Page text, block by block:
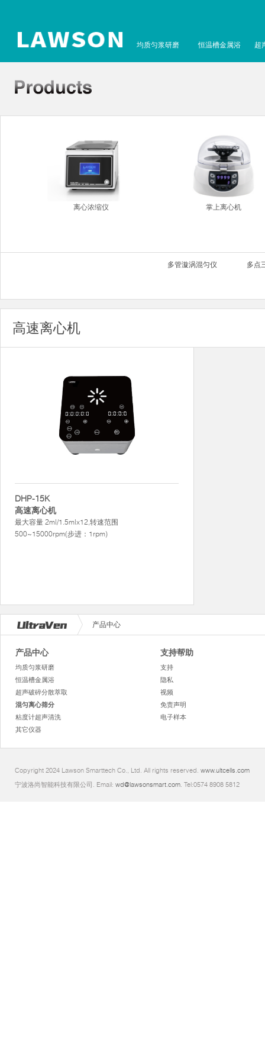
均质匀浆研磨 恒温槽金属浴 超
离心浓缩仪 掌上离心机
多管漩涡混匀仪 多点
高速离心机
DHP-15K
高速离心机
最大容量 2ml/1.5mlx12,转速范围
500~15000rpm(步进：1rpm)
产品中心
产品中心
均质匀浆研磨
恒温槽金属浴
超声破碎分散萃取
混匀离心筛分
粘度计超声清洗
其它仪器
支持帮助
支持
隐私
视频
免责声明
电子样本
Copyright 2024 Lawson Smarttech Co., Ltd. All rights reserved. www.ultcells.com
宁波洛尚智能科技有限公司. Email: wd@lawsonsmart.com. Tel:0574 8908 5812